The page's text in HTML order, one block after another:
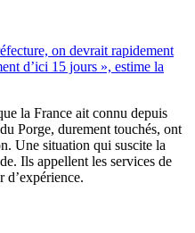
on devrait rapidement
d’ici 15 jours », estime la
la France ait connu depuis
Porge, durement touchés, ont
Une situation qui suscite la
Ils appellent les services de
d’expérience.